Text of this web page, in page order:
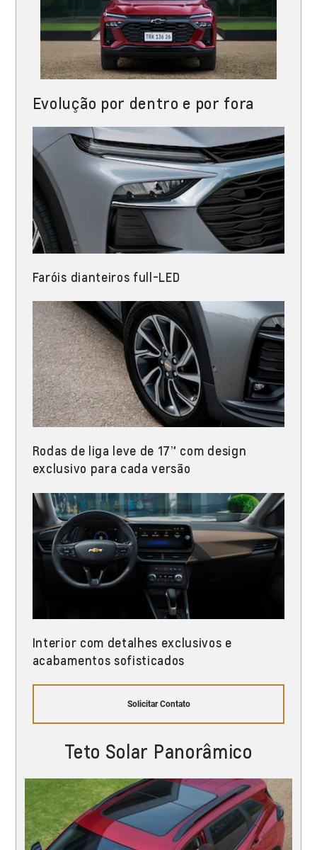
Evolução por dentro e por fora
Faróis dianteiros full-LED​
Rodas de liga leve de 17” com design
exclusivo para cada versão
Interior com detalhes exclusivos e
acabamentos sofisticados
Solicitar Contato
Teto Solar Panorâmico